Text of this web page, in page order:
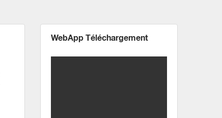
WebApp Téléchargement